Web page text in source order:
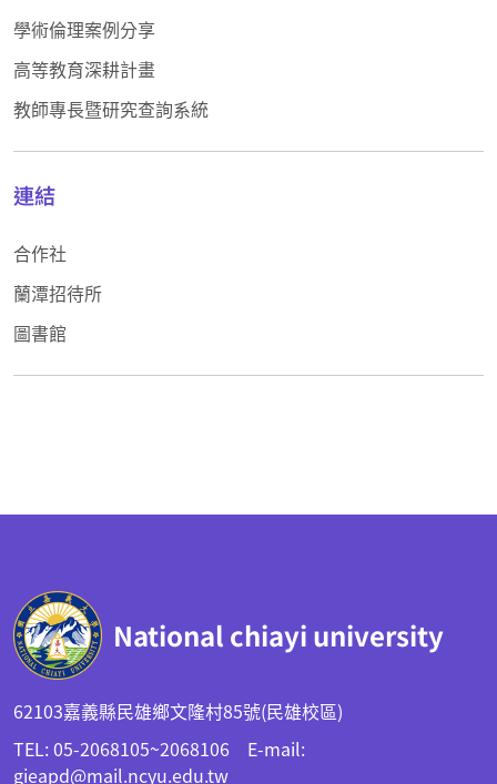
學術倫理案例分享
高等教育深耕計畫
教師專長暨研究查詢系統
連結
合作社
蘭潭招待所
圖書館
National chiayi university
62103嘉義縣民雄鄉文隆村85號(民雄校區)
TEL: 05-2068105~2068106 E-mail:
gieapd@mail.ncyu.edu.tw